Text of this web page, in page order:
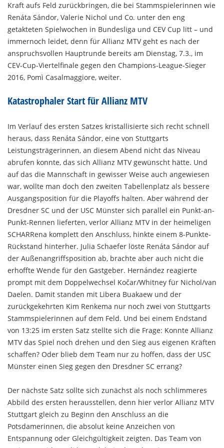
Kraft aufs Feld zurückbringen, die bei Stammspielerinnen wie
Renáta Sándor, Valerie Nichol und Co. unter den eng
getakteten Spielwochen in Bundesliga und CEV Cup litt – und
immernoch leidet, denn für Allianz MTV geht es nach der
anspruchsvollen Hauptrunde bereits am Dienstag, 7.3., im
CEV-Cup-Viertelfinale gegen den Champions-League-Sieger
2016, Pomì Casalmaggiore, weiter.
Katastrophaler Start für Allianz MTV
Im Verlauf des ersten Satzes kristallisierte sich recht schnell
heraus, dass Renáta Sándor, eine von Stuttgarts
Leistungsträgerinnen, an diesem Abend nicht das Niveau
abrufen konnte, das sich Allianz MTV gewünscht hätte. Und
auf das die Mannschaft in gewisser Weise auch angewiesen
war, wollte man doch den zweiten Tabellenplatz als bessere
Ausgangsposition für die Playoffs halten. Aber während der
Dresdner SC und der USC Münster sich parallel ein Punkt-an-
Punkt-Rennen lieferten, verlor Allianz MTV in der heimeligen
SCHARRena komplett den Anschluss, hinkte einem 8-Punkte-
Rückstand hinterher. Julia Schaefer löste Renáta Sándor auf
der Außenangriffsposition ab, brachte aber auch nicht die
erhoffte Wende für den Gastgeber. Hernández reagierte
prompt mit dem Doppelwechsel Kočar/Whitney für Nichol/van
Daelen. Damit standen mit Libera Buakaew und der
zurückgekehrten Kim Renkema nur noch zwei von Stuttgarts
Stammspielerinnen auf dem Feld. Und bei einem Endstand
von 13:25 im ersten Satz stellte sich die Frage: Konnte Allianz
MTV das Spiel noch drehen und den Sieg aus eigenen Kräften
schaffen? Oder blieb dem Team nur zu hoffen, dass der USC
Münster einen Sieg gegen den Dresdner SC errang?
Der nächste Satz sollte sich zunächst als noch schlimmeres
Abbild des ersten herausstellen, denn hier verlor Allianz MTV
Stuttgart gleich zu Beginn den Anschluss an die
Potsdamerinnen, die absolut keine Anzeichen von
Entspannung oder Gleichgültigkeit zeigten. Das Team von